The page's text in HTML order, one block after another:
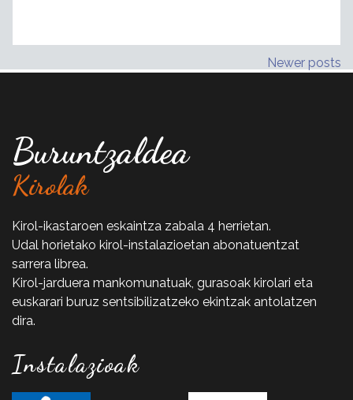
Posts
Newer posts
Buruntzaldea
Kirolak
Kirol-ikastaroen eskaintza zabala 4 herrietan.
Udal horietako kirol-instalazioetan abonatuentzat
sarrera librea.
Kirol-jarduera mankomunatuak, gurasoak kirolari eta
euskarari buruz sentsibilizatzeko ekintzak antolatzen
dira.
Instalazioak